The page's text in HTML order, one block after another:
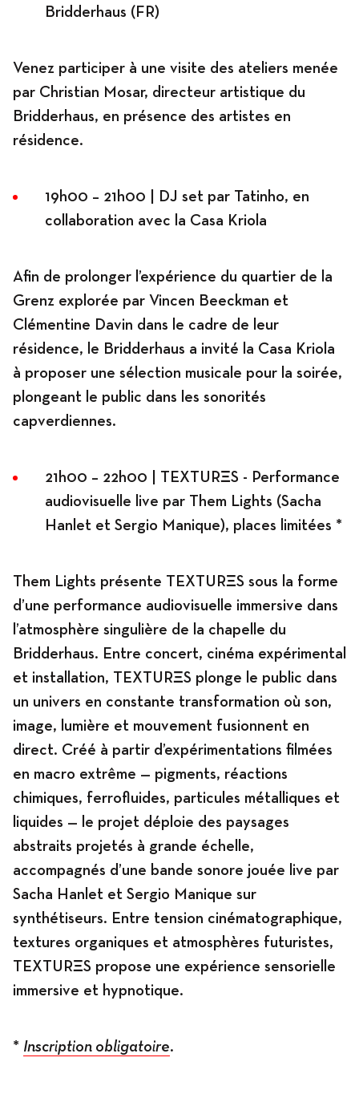
Bridderhaus (FR)
Venez participer à une visite des ateliers menée
par Christian Mosar, directeur artistique du
Bridderhaus, en présence des artistes en
résidence.
19h00 – 21h00 | DJ set par Tatinho, en
collaboration avec la Casa Kriola
Afin de prolonger l’expérience du quartier de la
Grenz explorée par Vincen Beeckman et
Clémentine Davin dans le cadre de leur
résidence, le Bridderhaus a invité la Casa Kriola
à proposer une sélection musicale pour la soirée,
plongeant le public dans les sonorités
capverdiennes.
21h00 – 22h00 | TEXTURΞS - Performance
audiovisuelle live par Them Lights (Sacha
Hanlet et Sergio Manique), places limitées *
Them Lights présente TEXTURΞS sous la forme
d’une performance audiovisuelle immersive dans
l’atmosphère singulière de la chapelle du
Bridderhaus. Entre concert, cinéma expérimental
et installation, TEXTURΞS plonge le public dans
un univers en constante transformation où son,
image, lumière et mouvement fusionnent en
direct. Créé à partir d’expérimentations filmées
en macro extrême — pigments, réactions
chimiques, ferrofluides, particules métalliques et
liquides — le projet déploie des paysages
abstraits projetés à grande échelle,
accompagnés d’une bande sonore jouée live par
Sacha Hanlet et Sergio Manique sur
synthétiseurs. Entre tension cinématographique,
textures organiques et atmosphères futuristes,
TEXTURΞS propose une expérience sensorielle
immersive et hypnotique.
* Inscription obligatoire.